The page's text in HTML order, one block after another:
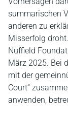
summarischen
anderen zu
Misserfolg
Nuffield
März 2025. Bei
mit der
Court“
anwenden,